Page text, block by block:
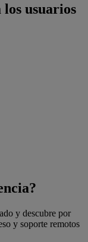
usuarios
y descubre por
y soporte remotos